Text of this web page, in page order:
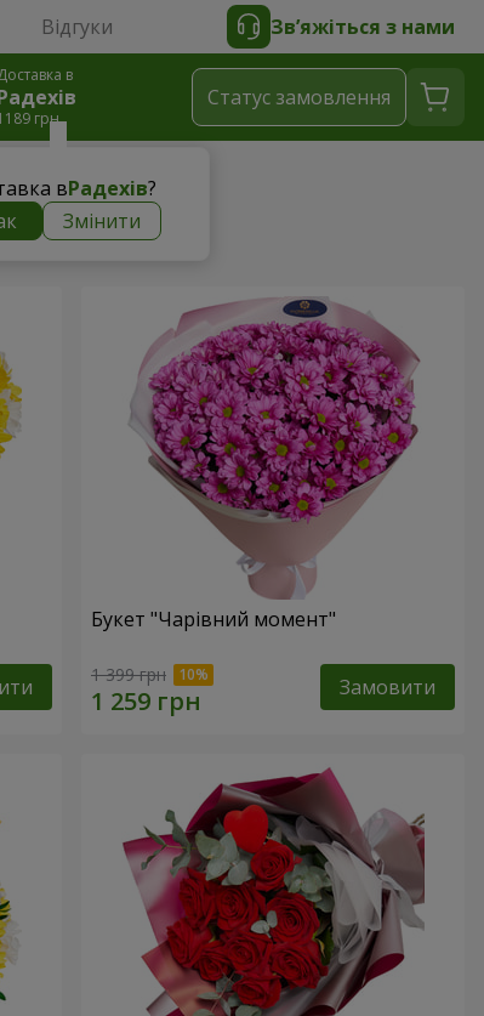
Відгуки Зв’яжіться з нами
в
грн
вРадехів?
Змінити
Статус замовлення
Букет "Чарівний момент"
1 399 грн Замовити